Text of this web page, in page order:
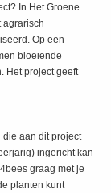
In Het Groene
agrarisch
Op een
bloeiende
Het project geeft
aan dit project
ingericht kan
graag met je
planten kunt